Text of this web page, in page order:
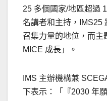
25 多個國家/地區超過
名講者和主持，IMS25
召集力量的地位，而主
MICE 成長」。
IMS 主辦機構兼
下表示：「『2030 年